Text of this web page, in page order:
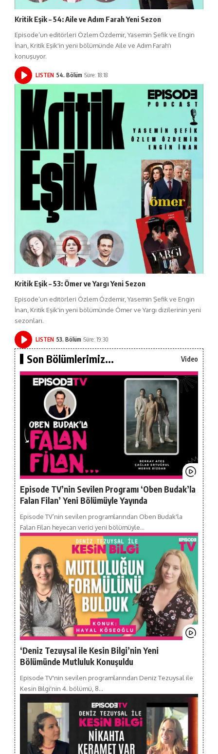
Kritik Eşik – 54: Aile ve Adım Farah Yeni Sezon
Episode’un editörleri Özlem Özdemir, Yasemin Şefik ve Engin
İnan, Kritik Eşik'in yeni bölümünde Aile ve Adım Farah'ı
konuşuyor.
LISTEN 54. Bölüm Süre: 18:18
Kritik Eşik – 53: Ömer ve Yargı Yeni Sezon
Episode’un editörleri Özlem Özdemir, Yasemin Şefik ve Engin
İnan, Kritik Eşik'in yeni bölümünde Ömer ve Yargı dizilerinin yeni
sezonları.
LISTEN 53. Bölüm Süre: 19:30
Son Bölümlerimiz... Video
Episode TV’nin Sevilen Programı ‘Oben Budak’la
Falan Filan’ Yeni Bölümüyle Yayında
Episode TV’nin sevilen programlarından Oben Budak'la
Falan Filan heyecan verici yeni bölümüyle…
‘Deniz Tezuysal ile Kesin Bilgi’nin Yeni
Bölümünde Mutluluk Konuşuldu
Episode TV'nin sevilen programlarından Deniz Tezuysal ile
Kesin Bilgi'nin 4. bölümü, 8…